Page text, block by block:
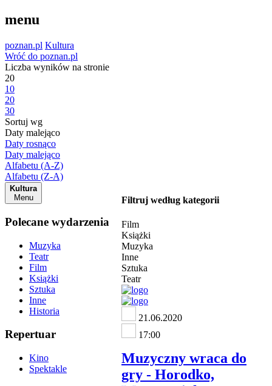
menu
poznan.pl Kultura
Wróć do poznan.pl
Liczba wyników na stronie
20
10
20
30
Sortuj wg
Daty malejąco
Daty rosnąco
Daty malejąco
Alfabetu (A-Z)
Alfabetu (Z-A)
Kultura
Menu
Polecane wydarzenia
Muzyka
Teatr
Film
Książki
Sztuka
Inne
Historia
Repertuar
Kino
Spektakle
Filtruj według kategorii
Film
Książki
Muzyka
Inne
Sztuka
Teatr
21.06.2020
17:00
Muzyczny wraca do
gry - Horodko,